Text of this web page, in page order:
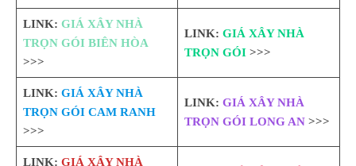
LINK: GIÁ XÂY NHÀ
TRỌN GÓI BIÊN HÒA
>>>
LINK: GIÁ XÂY NHÀ
TRỌN GÓI>>>
LINK: GIÁ XÂY NHÀ
TRỌN GÓI CAM RANH
>>>
LINK: GIÁ XÂY NHÀ
TRỌN GÓI LONG AN>>>
LINK: GIÁ XÂY NHÀ